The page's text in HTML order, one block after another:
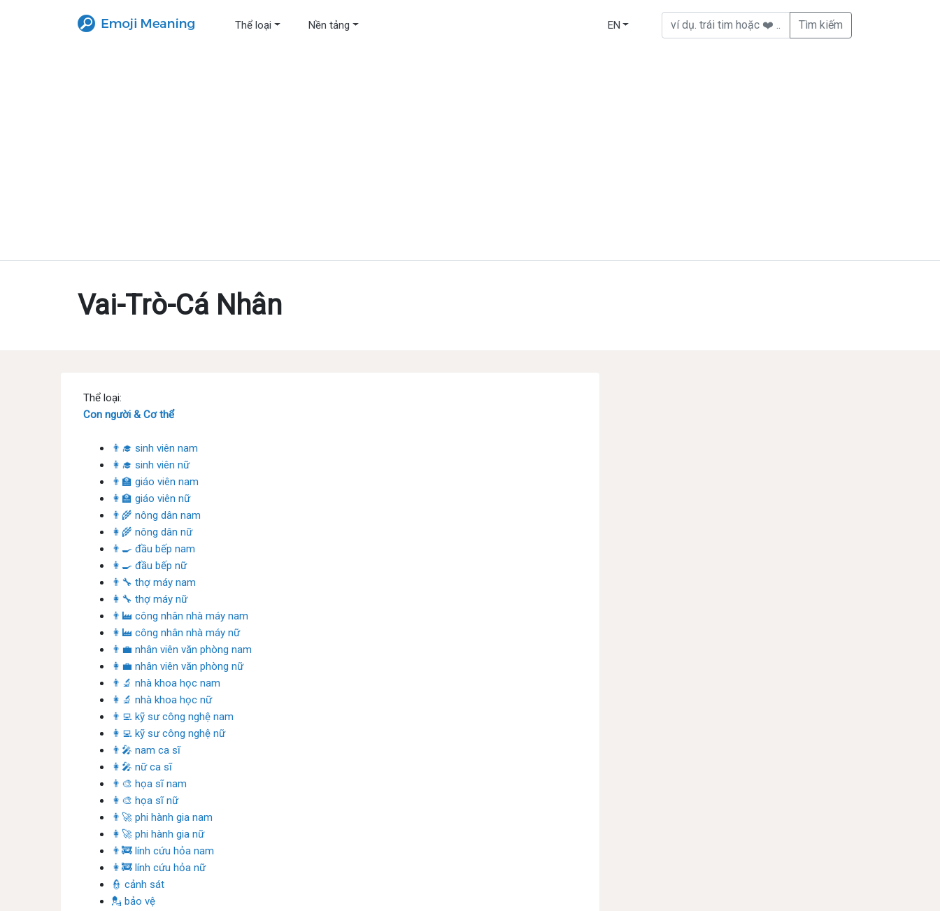
Thể loại Nền tảng EN
Vai-Trò-Cá Nhân
Thể loại:
Con người & Cơ thể
👨‍🎓 sinh viên nam
👩‍🎓 sinh viên nữ
👨‍🏫 giáo viên nam
👩‍🏫 giáo viên nữ
👨‍🌾 nông dân nam
👩‍🌾 nông dân nữ
👨‍🍳 đầu bếp nam
👩‍🍳 đầu bếp nữ
👨‍🔧 thợ máy nam
👩‍🔧 thợ máy nữ
👨‍🏭 công nhân nhà máy nam
👩‍🏭 công nhân nhà máy nữ
👨‍💼 nhân viên văn phòng nam
👩‍💼 nhân viên văn phòng nữ
👨‍🔬 nhà khoa học nam
👩‍🔬 nhà khoa học nữ
👨‍💻 kỹ sư công nghệ nam
👩‍💻 kỹ sư công nghệ nữ
👨‍🎤 nam ca sĩ
👩‍🎤 nữ ca sĩ
👨‍🎨 họa sĩ nam
👩‍🎨 họa sĩ nữ
👨‍🚀 phi hành gia nam
👩‍🚀 phi hành gia nữ
👨‍🚒 lính cứu hỏa nam
👩‍🚒 lính cứu hỏa nữ
👮 cảnh sát
💂 bảo vệ